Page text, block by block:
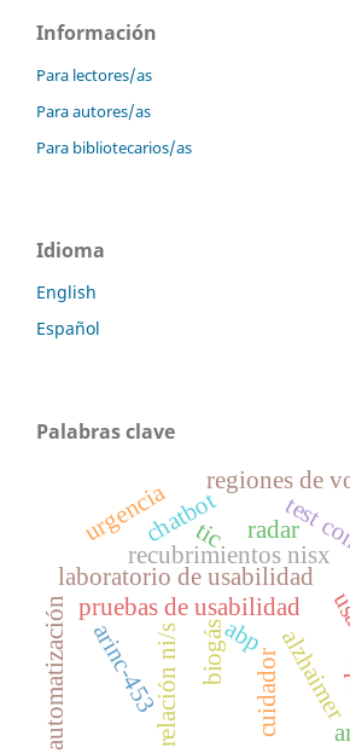
Información
Para lectores/as
Para autores/as
Para bibliotecarios/as
Idioma
English
Español
Palabras clave
laboratorio de usabilidad
pruebas de usabilidad
test
automatización biogás
regiones de
abp
recubrimientos nisx
relación ni/s
chatbot
alzhaimer
cuidador
urgencia tic radar
arinc-453